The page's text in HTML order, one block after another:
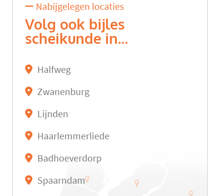
Nabijgelegen locaties
Volg ook bijles
scheikunde in...
Halfweg
Zwanenburg
Lijnden
Haarlemmerliede
Badhoeverdorp
Spaarndam